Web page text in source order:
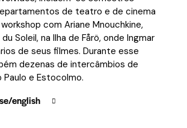
de teatro e de cinema
com Ariane Mnouchkine,
Soleil, na Ilha de Fårö, onde Ingmar
de seus filmes. Durante esse
dezenas de intercâmbios de
e Estocolmo.
english